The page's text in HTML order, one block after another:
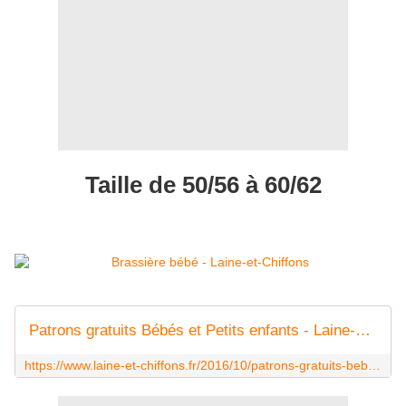
Taille de 50/56 à 60/62
Patrons gratuits Bébés et Petits enfants - Laine-et-Chiffons